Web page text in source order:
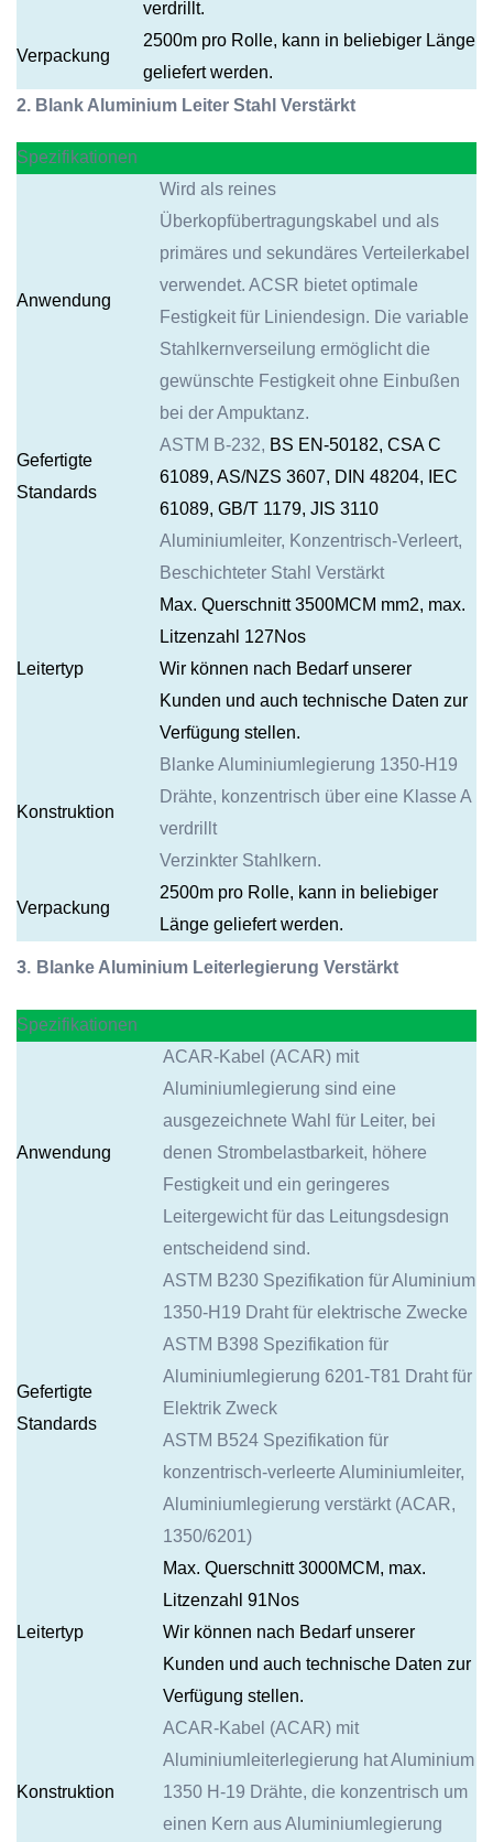
verdrillt.
Verpackung
2500m pro Rolle, kann in beliebiger Länge
geliefert werden.
2. Blank Aluminium Leiter Stahl Verstärkt
Spezifikationen
Anwendung
Wird als reines
Überkopfübertragungskabel und als
primäres und sekundäres Verteilerkabel
verwendet. ACSR bietet optimale
Festigkeit für Liniendesign. Die variable
Stahlkernverseilung ermöglicht die
gewünschte Festigkeit ohne Einbußen
bei der Ampuktanz.
Gefertigte
Standards
ASTM B-232, BS EN-50182, CSA C
61089, AS/NZS 3607, DIN 48204, IEC
61089, GB/T 1179, JIS 3110
Aluminiumleiter, Konzentrisch-Verleert,
Beschichteter Stahl Verstärkt
Leitertyp
Max. Querschnitt 3500MCM mm2, max.
Litzenzahl 127Nos
Wir können nach Bedarf unserer
Kunden und auch technische Daten zur
Verfügung stellen.
Konstruktion
Blanke Aluminiumlegierung 1350-H19
Drähte, konzentrisch über eine Klasse A
verdrillt
Verzinkter Stahlkern.
Verpackung
2500m pro Rolle, kann in beliebiger
Länge geliefert werden.
3. Blanke Aluminium Leiterlegierung Verstärkt
Spezifikationen
Anwendung
ACAR-Kabel (ACAR) mit
Aluminiumlegierung sind eine
ausgezeichnete Wahl für Leiter, bei
denen Strombelastbarkeit, höhere
Festigkeit und ein geringeres
Leitergewicht für das Leitungsdesign
entscheidend sind.
Gefertigte
Standards
ASTM B230 Spezifikation für Aluminium
1350-H19 Draht für elektrische Zwecke
ASTM B398 Spezifikation für
Aluminiumlegierung 6201-T81 Draht für
Elektrik Zweck
ASTM B524 Spezifikation für
konzentrisch-verleerte Aluminiumleiter,
Aluminiumlegierung verstärkt (ACAR,
1350/6201)
Leitertyp
Max. Querschnitt 3000MCM, max.
Litzenzahl 91Nos
Wir können nach Bedarf unserer
Kunden und auch technische Daten zur
Verfügung stellen.
Konstruktion
ACAR-Kabel (ACAR) mit
Aluminiumleiterlegierung hat Aluminium
1350 H-19 Drähte, die konzentrisch um
einen Kern aus Aluminiumlegierung